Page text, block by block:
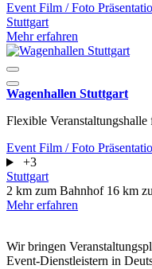
Event Film / Foto
Stuttgart
Mehr erfahren
Wagenhallen Stuttgart
Flexible
Event Film / Foto
+3
Stuttgart
2 km zum Bahnhof 16 km
Mehr erfahren
Wir bringen
Event-Dienstleistern in